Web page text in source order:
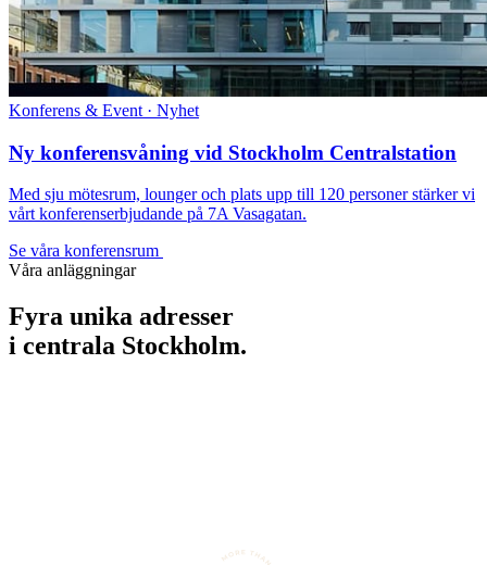
Konferens & Event · Nyhet
Ny konferensvåning vid Stockholm Centralstation
Med sju mötesrum, lounger och plats upp till 120 personer stärker vi
vårt konferenserbjudande på 7A Vasagatan.
Se våra konferensrum
Våra anläggningar
Fyra unika adresser
i centrala Stockholm.